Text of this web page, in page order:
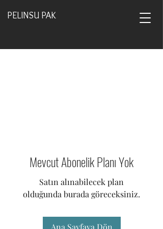
PELINSU PAK
Mevcut Abonelik Planı Yok
Satın alınabilecek plan
olduğunda burada göreceksiniz.
Ana Sayfaya Dön